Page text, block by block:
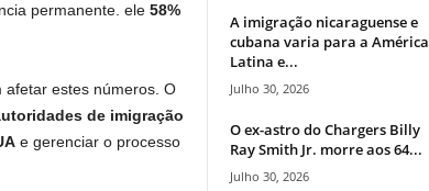
permanente. ele58%
afetar estes números. O
de imigração
e gerenciar o processo
A imigração nicaraguense e
cubana varia para a América
Latina e...
Julho 30, 2026
O ex-astro do Chargers Billy
Ray Smith Jr. morre aos 64...
Julho 30, 2026